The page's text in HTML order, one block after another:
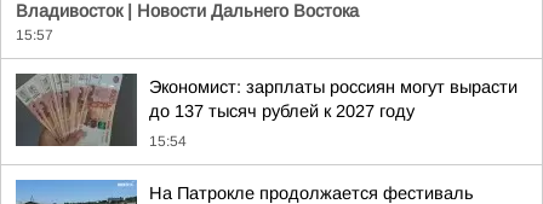
Владивосток | Новости Дальнего Востока
15:57
Экономист: зарплаты россиян могут вырасти
до 137 тысяч рублей к 2027 году
15:54
На Патрокле продолжается фестиваль